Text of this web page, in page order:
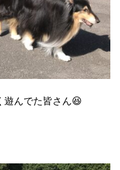
遊んでた皆さん😆